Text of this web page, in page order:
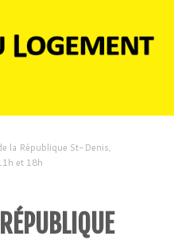
la République St-Denis,
et 18h